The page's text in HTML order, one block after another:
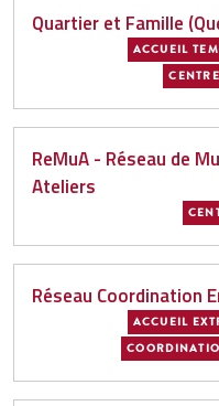
Quartier et Famille
ACCUEIL
ReMuA - Réseau de
Ateliers
Réseau Coordination
ACCUEIL